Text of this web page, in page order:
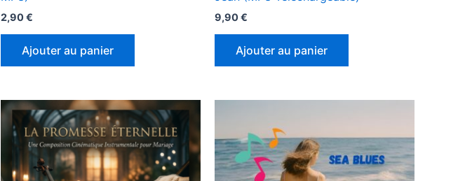
2,90€
Ajouter au panier
9,90€
Ajouter au panier